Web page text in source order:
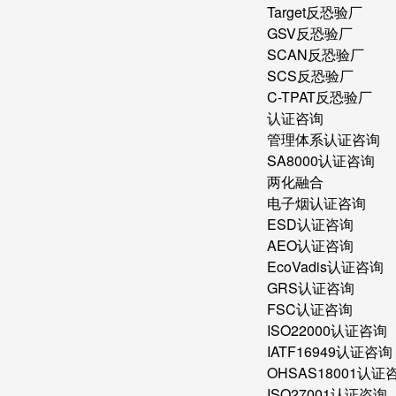
Target反恐验厂
GSV反恐验厂
SCAN反恐验厂
SCS反恐验厂
C-TPAT反恐验厂
认证咨询
管理体系认证咨询
SA8000认证咨询
两化融合
电子烟认证咨询
ESD认证咨询
AEO认证咨询
EcoVadis认证咨询
GRS认证咨询
FSC认证咨询
ISO22000认证咨询
IATF16949认证咨询
OHSAS18001认证